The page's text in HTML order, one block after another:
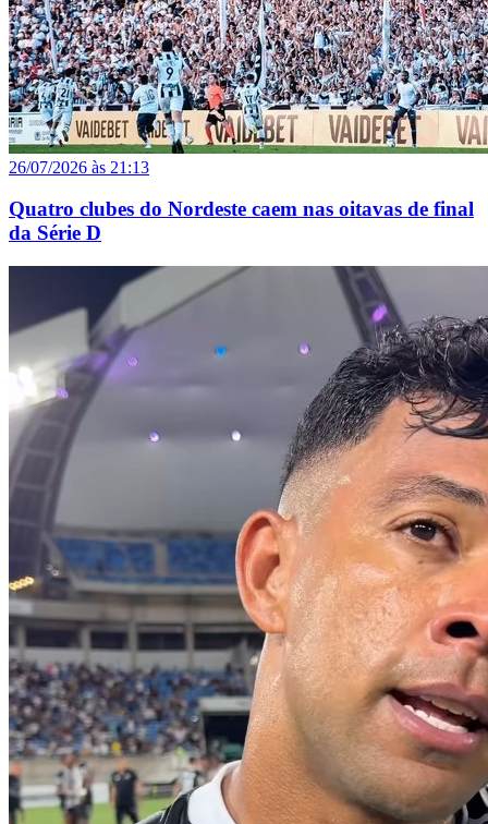
26/07/2026 às 21:13
Quatro clubes do Nordeste caem nas oitavas de final
da Série D